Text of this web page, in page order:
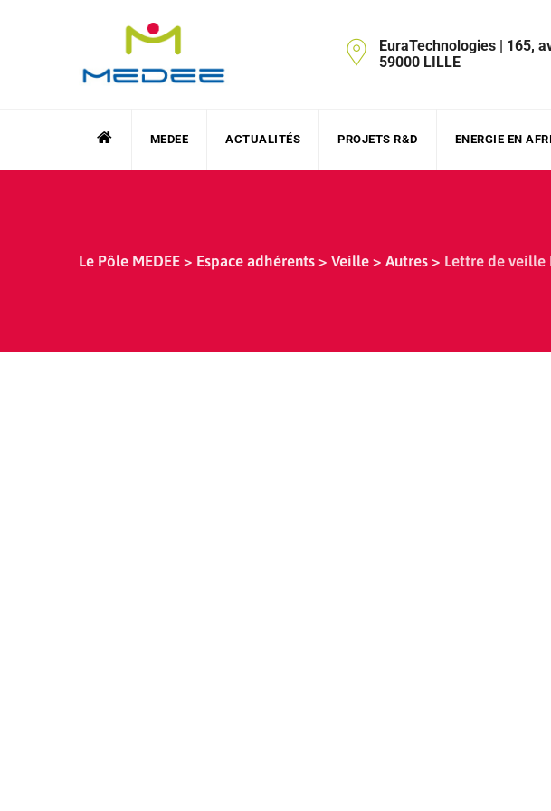
EuraTechnologies | 165,
59000 LILLE
MEDEE ACTUALITÉS PROJETS R&D ENERGIE EN
Le Pôle MEDEE > Espace adhérents > Veille > Autres > Lettre de veille